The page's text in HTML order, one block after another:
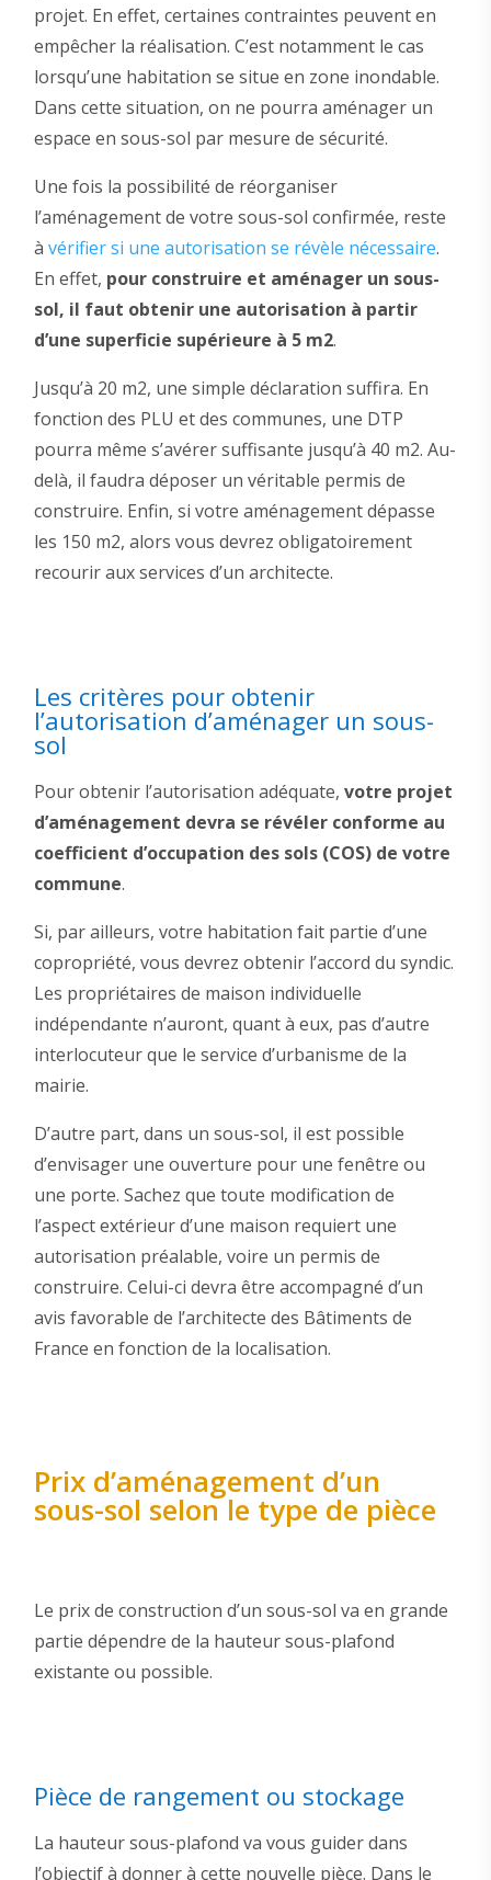
projet. En effet, certaines contraintes peuvent en
empêcher la réalisation. C’est notamment le cas
lorsqu’une habitation se situe en zone inondable.
Dans cette situation, on ne pourra aménager un
espace en sous-sol par mesure de sécurité.
Une fois la possibilité de réorganiser
l’aménagement de votre sous-sol confirmée, reste
à vérifier si une autorisation se révèle nécessaire.
En effet, pour construire et aménager un sous-
sol, il faut obtenir une autorisation à partir
d’une superficie supérieure à 5 m2.
Jusqu’à 20 m2, une simple déclaration suffira. En
fonction des PLU et des communes, une DTP
pourra même s’avérer suffisante jusqu’à 40 m2. Au-
delà, il faudra déposer un véritable permis de
construire. Enfin, si votre aménagement dépasse
les 150 m2, alors vous devrez obligatoirement
recourir aux services d’un architecte.
Les critères pour obtenir
l’autorisation d’aménager un sous-
sol
Pour obtenir l’autorisation adéquate, votre projet
d’aménagement devra se révéler conforme au
coefficient d’occupation des sols (COS) de votre
commune.
Si, par ailleurs, votre habitation fait partie d’une
copropriété, vous devrez obtenir l’accord du syndic.
Les propriétaires de maison individuelle
indépendante n’auront, quant à eux, pas d’autre
interlocuteur que le service d’urbanisme de la
mairie.
D’autre part, dans un sous-sol, il est possible
d’envisager une ouverture pour une fenêtre ou
une porte. Sachez que toute modification de
l’aspect extérieur d’une maison requiert une
autorisation préalable, voire un permis de
construire. Celui-ci devra être accompagné d’un
avis favorable de l’architecte des Bâtiments de
France en fonction de la localisation.
Prix d’aménagement d’un
sous-sol selon le type de pièce
Le prix de construction d’un sous-sol va en grande
partie dépendre de la hauteur sous-plafond
existante ou possible.
Pièce de rangement ou stockage
La hauteur sous-plafond va vous guider dans
l’objectif à donner à cette nouvelle pièce. Dans le